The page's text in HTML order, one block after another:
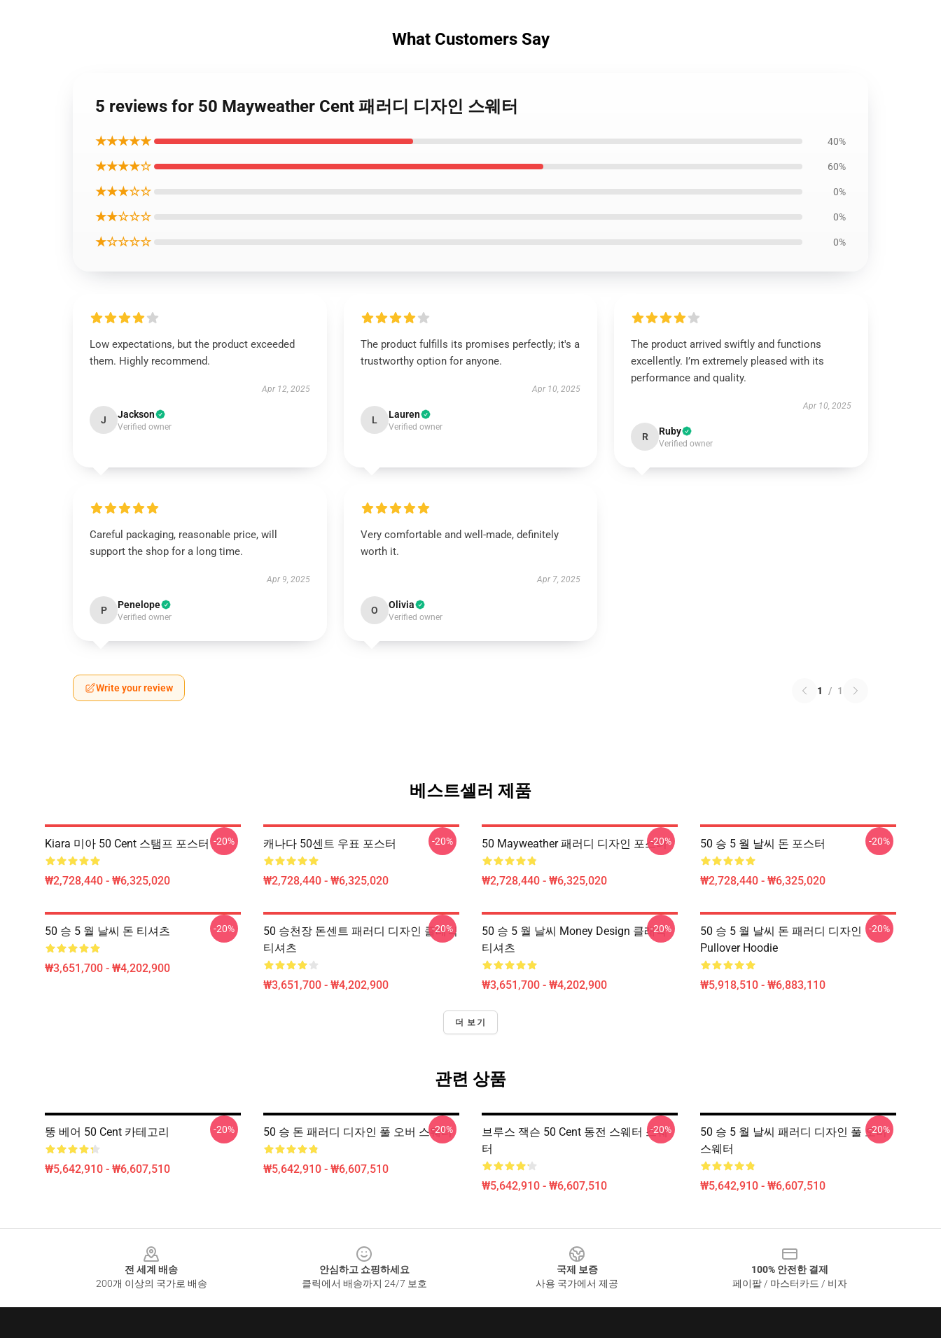
What Customers Say
5 reviews for 50 Mayweather Cent 패러디 디자인 스웨터
★★★★★ 40%
★★★★☆ 60%
★★★☆☆ 0%
★★☆☆☆ 0%
★☆☆☆☆ 0%
Low expectations, but the product exceeded
them. Highly recommend.
Apr 12, 2025
J Jackson
Verified owner
The product fulfills its promises perfectly; it's a
trustworthy option for anyone.
Apr 10, 2025
L Lauren
Verified owner
The product arrived swiftly and functions
excellently. I’m extremely pleased with its
performance and quality.
Apr 10, 2025
R Ruby
Verified owner
Careful packaging, reasonable price, will
support the shop for a long time.
Apr 9, 2025
P Penelope
Verified owner
Very comfortable and well-made, definitely
worth it.
Apr 7, 2025
O Olivia
Verified owner
Write your review 1 / 1
베스트셀러 제품
Kiara 미아 50 Cent 스탬프 포스터
₩2,728,440 - ₩6,325,020
-20% 캐나다 50센트 우표 포스터
₩2,728,440 - ₩6,325,020
-20% 50 Mayweather 패러디 디자인 포스터
₩2,728,440 - ₩6,325,020
-20% 50 승 5 월 날씨 돈 포스터
₩2,728,440 - ₩6,325,020
-20%
50 승 5 월 날씨 돈 티셔츠
₩3,651,700 - ₩4,202,900
-20%
50 승천장 돈센트 패러디 디자인 클래식
티셔츠
₩3,651,700 - ₩4,202,900
-20%
50 승 5 월 날씨 Money Design 클래식
티셔츠
₩3,651,700 - ₩4,202,900
-20%
50 승 5 월 날씨 돈 패러디 디자인
Pullover Hoodie
₩5,918,510 - ₩6,883,110
-20%
더 보기
관련 상품
뚱 베어 50 Cent 카테고리
₩5,642,910 - ₩6,607,510
-20% 50 승 돈 패러디 디자인 풀 오버 스웨터
₩5,642,910 - ₩6,607,510
-20%
브루스 잭슨 50 Cent 동전 스웨터 스웨
터
₩5,642,910 - ₩6,607,510
-20%
50 승 5 월 날씨 패러디 디자인 풀 오버
스웨터
₩5,642,910 - ₩6,607,510
-20%
전 세계 배송
200개 이상의 국가로 배송
안심하고 쇼핑하세요
클릭에서 배송까지 24/7 보호
국제 보증
사용 국가에서 제공
100% 안전한 결제
페이팔 / 마스터카드 / 비자